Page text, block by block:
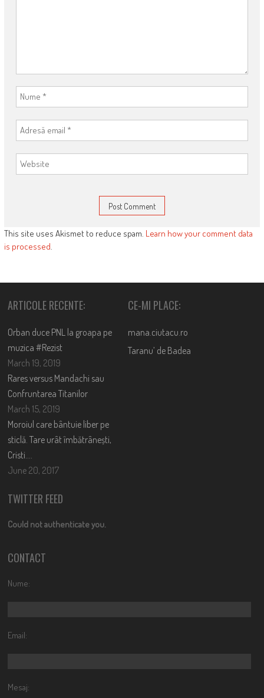
This site uses Akismet to reduce spam. Learn how your comment data
is processed.
ARTICOLE RECENTE:
Orban duce PNL la groapa pe
muzica #Rezist
March 19, 2019
Rares versus Mandachi sau
Confruntarea Titanilor
March 15, 2019
Moroiul care bântuie liber pe
sticlă. Tare urât îmbătrânești,
Cristi….
June 20, 2017
CE-MI PLACE:
mana.ciutacu.ro
Taranu’ de Badea
TWITTER FEED
Could not authenticate you.
CONTACT
Nume:
Email:
Mesaj: